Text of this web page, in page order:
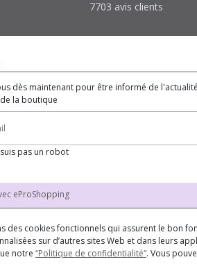
7703 avis clients
dès maintenant pour être informé de
la boutique
suis pas un robot
eProShopping
cookies fonctionnels qui assurent le bon
sur d’autres sites Web et dans leurs
notre “Politique de confidentialité“. Vous